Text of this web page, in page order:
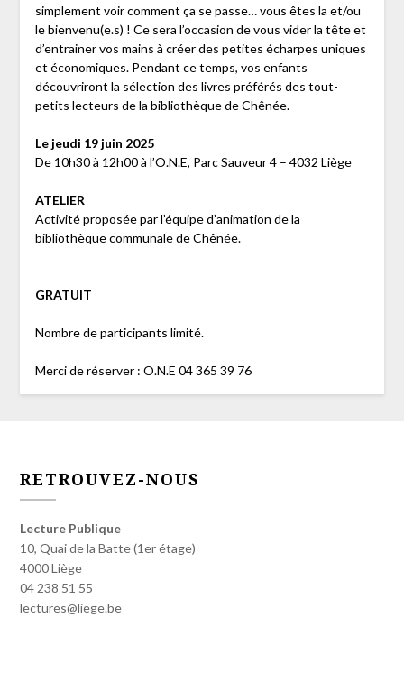
simplement voir comment ça se passe… vous êtes la et/ou
le bienvenu(e.s) ! Ce sera l’occasion de vous vider la tête et
d’entrainer vos mains à créer des petites écharpes uniques
et économiques. Pendant ce temps, vos enfants
découvriront la sélection des livres préférés des tout-
petits lecteurs de la bibliothèque de Chênée.
Le jeudi 19 juin 2025
De 10h30 à 12h00 à l’O.N.E, Parc Sauveur 4 – 4032 Liège
ATELIER
Activité proposée par l’équipe d’animation de la
bibliothèque communale de Chênée.
GRATUIT
Nombre de participants limité.
Merci de réserver : O.N.E 04 365 39 76
RETROUVEZ-NOUS
Lecture Publique
10, Quai de la Batte (1er étage)
4000 Liège
04 238 51 55
lectures@liege.be